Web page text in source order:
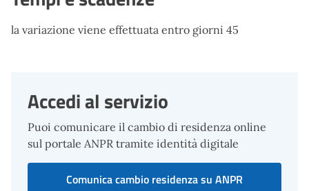
la variazione viene effettuata entro giorni 45
Accedi al servizio
Puoi comunicare il cambio di residenza online
sul portale ANPR tramite identità digitale
Comunica cambio residenza su ANPR